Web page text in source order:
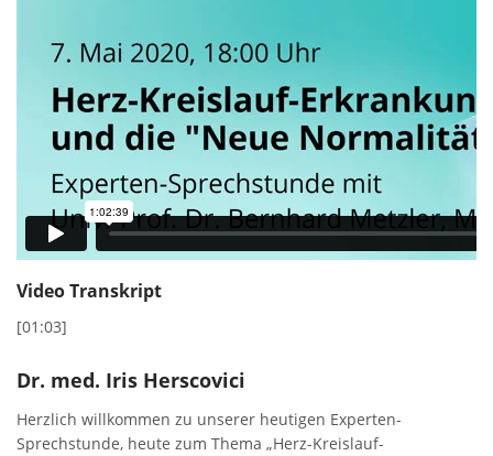
Video Transkript
[01:03]
Dr. med. Iris Herscovici
Herzlich willkommen zu unserer heutigen Experten-
Sprechstunde, heute zum Thema „Herz-Kreislauf-